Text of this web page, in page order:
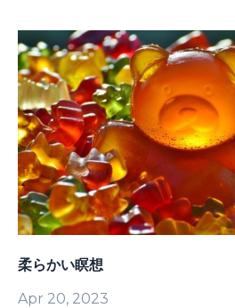
柔らかい瞑想
Apr 20, 2023